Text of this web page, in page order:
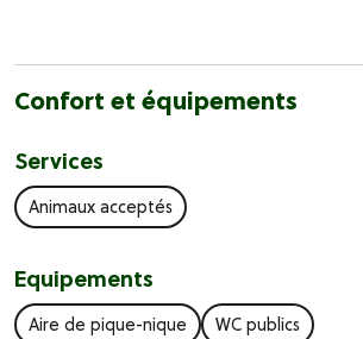
Confort et équipements
Services
Animaux acceptés
Equipements
Aire de pique-nique WC publics